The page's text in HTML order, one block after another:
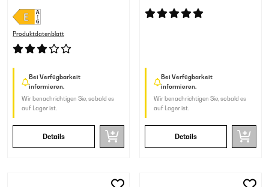
Produktdatenblatt
Bei Verfügbarkeit
informieren.
Wir benachrichtigen Sie, sobald es
auf Lager ist.
Details
Bei Verfügbarkeit
informieren.
Wir benachrichtigen Sie, sobald es
auf Lager ist.
Details